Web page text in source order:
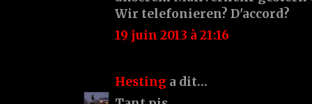
Wir telefonieren? D'accord?
19 juin 2013 à 21:16
Hesting a dit…